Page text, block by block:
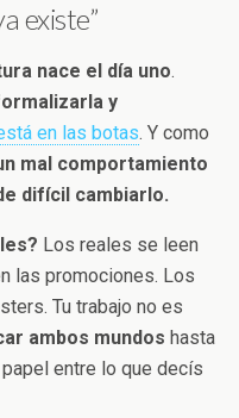
existe”
nace el día uno.
y
en las botas. Y como
mal comportamiento
difícil cambiarlo.
Los reales se leen
las promociones. Los
Tu trabajo no es
ambos mundos hasta
entre lo que decís